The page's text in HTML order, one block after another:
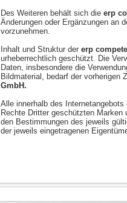
Des Weiteren behält sich die erp
Änderungen oder Ergänzungen an
vorzunehmen.
Inhalt und Struktur der erp
urheberrechtlich geschützt. Die
Daten, insbesondere die
Bildmaterial, bedarf der vorherigen
GmbH.
Alle innerhalb des
Rechte Dritter geschützten Marken
den Bestimmungen des jeweils
der jeweils eingetragenen